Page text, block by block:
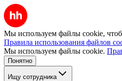
Мы используем файлы cookie,
Правила использования файлов
Мы используем файлы cookie.
Понятно
Ищу сотрудника